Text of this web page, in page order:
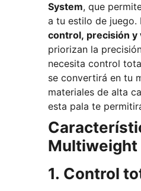
System, que
a tu estilo de juego.
control, precisión y
priorizan la precisión sobre la
necesita control
se convertirá en tu
materiales de alta
esta pala te
Multiweight
1. Control